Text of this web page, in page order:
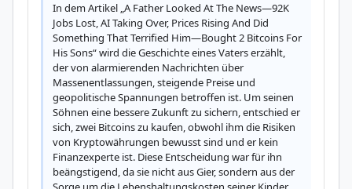
In dem Artikel „A Father Looked At The News—92K
Jobs Lost, AI Taking Over, Prices Rising And Did
Something That Terrified Him—Bought 2 Bitcoins For
His Sons“ wird die Geschichte eines Vaters erzählt,
der von alarmierenden Nachrichten über
Massenentlassungen, steigende Preise und
geopolitische Spannungen betroffen ist. Um seinen
Söhnen eine bessere Zukunft zu sichern, entschied er
sich, zwei Bitcoins zu kaufen, obwohl ihm die Risiken
von Kryptowährungen bewusst sind und er kein
Finanzexperte ist. Diese Entscheidung war für ihn
beängstigend, da sie nicht aus Gier, sondern aus der